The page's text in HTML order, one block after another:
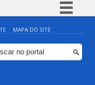
Simplifique!
Comunica BR
Participe
MAPA DO SITE